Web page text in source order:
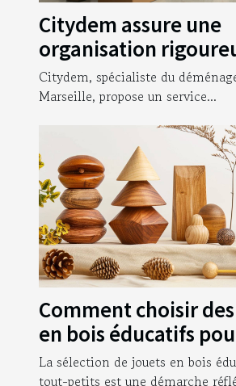
Citydem assure une
organisation
votre
d’entreprise à
Citydem, spécialiste du
Marseille, propose un service...
Comment choisir
en bois éducatifs
développement des
La sélection de jouets en bois
tout-petits est une démarche